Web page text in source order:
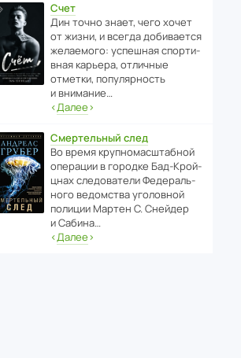
Счет
Дин точно знает, чего хочет
от жизни, и всегда доби­ва­ется
жела­е­мого: успе­шная спор­ти­
вная карьера, отли­чные
отметки, попу­ля­р­ность
и внимание…
‹Далее›
Смертельный след
Во время круп­но­мас­ш­та­бной
операции в городке Бад‑Крой­
цнах следо­ва­тели Феде­раль­
ного ведомства уголо­вной
полиции Мартен С. Снейдер
и Сабина…
‹Далее›